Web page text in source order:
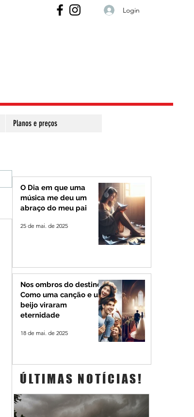
Login
Planos e preços
O Dia em que uma
música me deu um
abraço do meu pai
25 de mai. de 2025
Nos ombros do destino:
Como uma canção e um
beijo viraram
eternidade
18 de mai. de 2025
ÚLTIMAS NOTÍCIAS!